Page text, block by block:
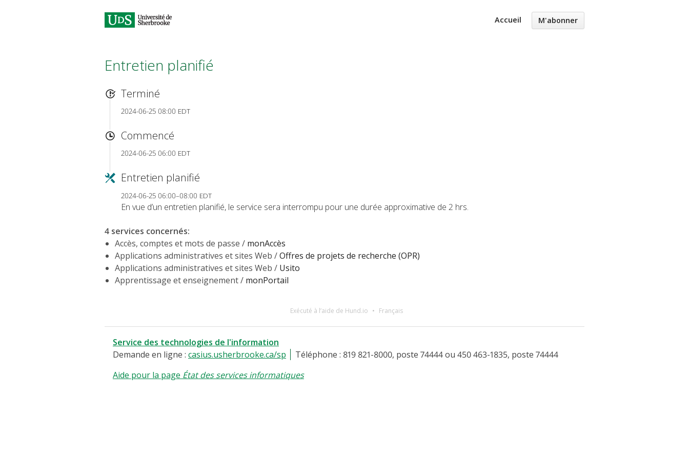
Accueil M'abonner
Entretien planifié
Terminé
2024-06-25 08:00 EDT
Commencé
2024-06-25 06:00 EDT
Entretien planifié
2024-06-25 06:00–08:00 EDT
En vue d’un entretien planifié, le service sera interrompu pour une durée approximative de 2 hrs.
4 services concernés:
Accès, comptes et mots de passe / monAccès
Applications administratives et sites Web /Offres de projets de recherche (OPR)
Applications administratives et sites Web / Usito
Apprentissage et enseignement / monPortail
Exécuté à l’aide de Hund.io Français
Service des technologies de l'information
Demande en ligne : casius.usherbrooke.ca/sp
Téléphone : 819 821-8000, poste 74444 ou 450 463-1835, poste 74444
Aide pour la page État des services informatiques